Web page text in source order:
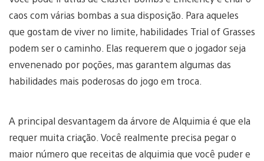
caos com várias bombas a sua disposição. Para aqueles
que gostam de viver no limite, habilidades Trial of Grasses
podem ser o caminho. Elas requerem que o jogador seja
envenenado por poções, mas garantem algumas das
habilidades mais poderosas do jogo em troca.
A principal desvantagem da árvore de Alquimia é que ela
requer muita criação. Você realmente precisa pegar o
maior número que receitas de alquimia que você puder e